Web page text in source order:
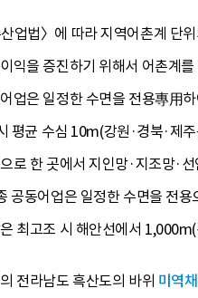
산업법〉에 따라 지역어촌계 단
익을 증진하기 위해서 어촌계
업은 일정한 수면을 전용專用
평균 수심 10m(강원·경북·제
로 한 곳에서 지인망·지조망·
공동어업은 일정한 수면을 전
최고조 시 해안선에서
전라남도 흑산도의 바위 미역